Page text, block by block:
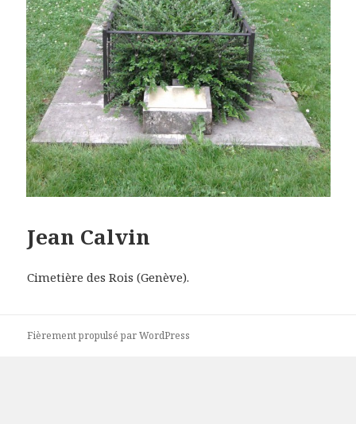
Jean Calvin
Cimetière des Rois (Genève).
Fièrement propulsé par WordPress